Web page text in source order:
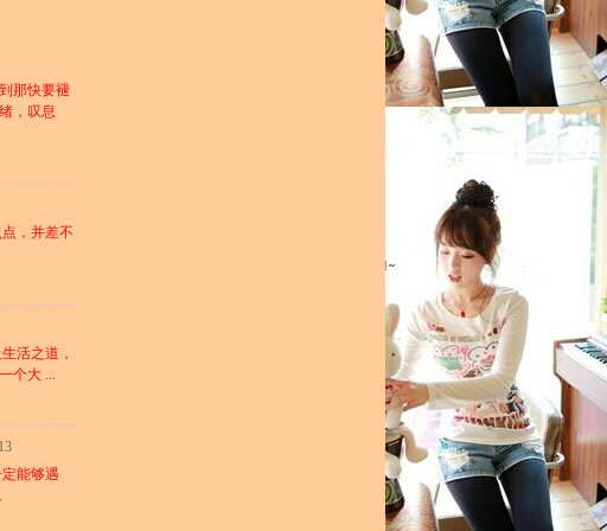
那快要褪
，叹息
，并差不
活之道，
个大 ...
能够遇